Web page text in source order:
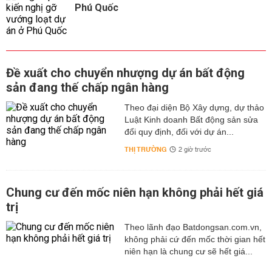
Phú Quốc
Đề xuất cho chuyển nhượng dự án bất động
sản đang thế chấp ngân hàng
Theo đại diện Bộ Xây dựng, dự thảo
Luật Kinh doanh Bất động sản sửa
đổi quy định, đối với dự án...
THỊ TRƯỜNG 2 giờ trước
Chung cư đến mốc niên hạn không phải hết giá
trị
Theo lãnh đạo Batdongsan.com.vn,
không phải cứ đến mốc thời gian hết
niên hạn là chung cư sẽ hết giá...